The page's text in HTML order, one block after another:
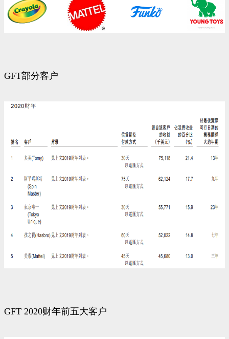
GFT部分客户
GFT 2020财年前五大客户